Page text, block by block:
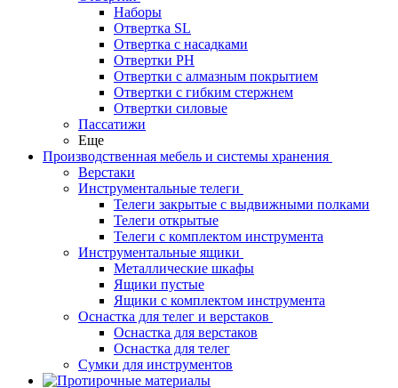
Наборы
Отвертка SL
Отвертка с насадками
Отвертки PH
Отвертки с алмазным покрытием
Отвертки с гибким стержнем
Отвертки силовые
Пассатижи
Еще
Производственная мебель и системы хранения
Верстаки
Инструментальные телеги
Телеги закрытые с выдвижными полками
Телеги открытые
Телеги с комплектом инструмента
Инструментальные ящики
Металлические шкафы
Ящики пустые
Ящики с комплектом инструмента
Оснастка для телег и верстаков
Оснастка для верстаков
Оснастка для телег
Сумки для инструментов